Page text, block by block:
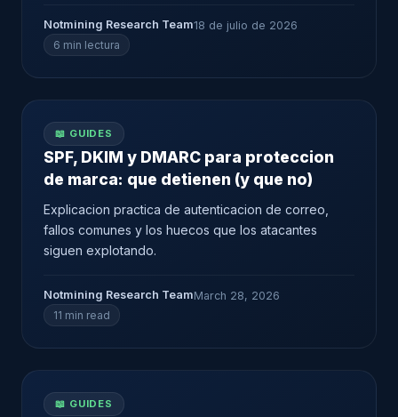
Notmining Research Team18 de julio de 2026
6 min lectura
📖 GUIDES
SPF, DKIM y DMARC para proteccion
de marca: que detienen (y que no)
Explicacion practica de autenticacion de correo,
fallos comunes y los huecos que los atacantes
siguen explotando.
Notmining Research TeamMarch 28, 2026
11 min read
📖 GUIDES